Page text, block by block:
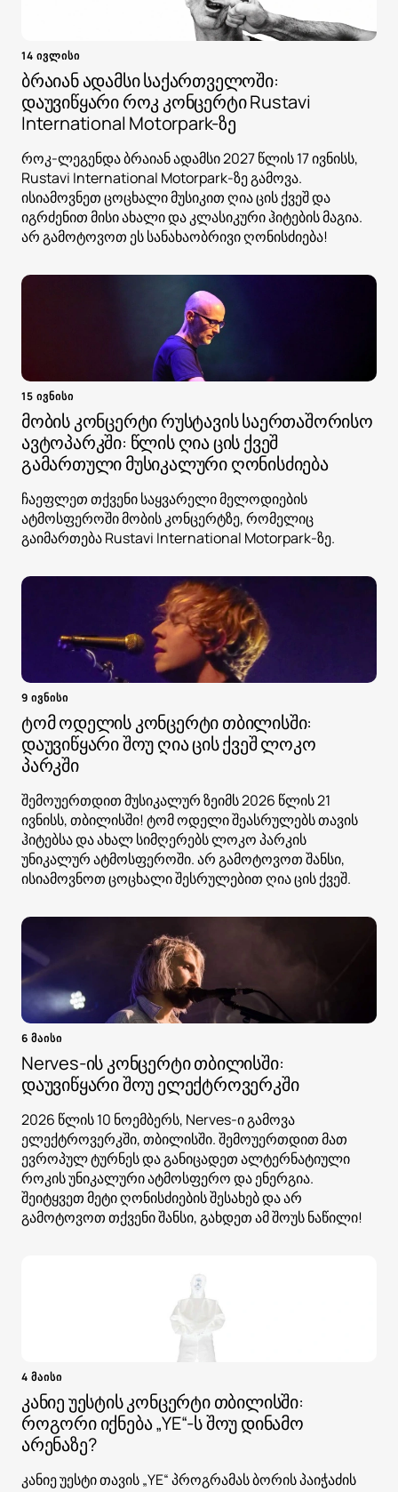
14 ივლისი
ბრაიან ადამსი საქართველოში:
დაუვიწყარი როკ კონცერტი Rustavi
International Motorpark-ზე
როკ-ლეგენდა ბრაიან ადამსი 2027 წლის 17 ივნისს,
Rustavi International Motorpark-ზე გამოვა.
ისიამოვნეთ ცოცხალი მუსიკით ღია ცის ქვეშ და
იგრძენით მისი ახალი და კლასიკური ჰიტების მაგია.
არ გამოტოვოთ ეს სანახაობრივი ღონისძიება!
15 ივნისი
მობის კონცერტი რუსტავის საერთაშორისო
ავტოპარკში: წლის ღია ცის ქვეშ
გამართული მუსიკალური ღონისძიება
ჩაეფლეთ თქვენი საყვარელი მელოდიების
ატმოსფეროში მობის კონცერტზე, რომელიც
გაიმართება Rustavi International Motorpark-ზე.
9 ივნისი
ტომ ოდელის კონცერტი თბილისში:
დაუვიწყარი შოუ ღია ცის ქვეშ ლოკო
პარკში
შემოუერთდით მუსიკალურ ზეიმს 2026 წლის 21
ივნისს, თბილისში! ტომ ოდელი შეასრულებს თავის
ჰიტებსა და ახალ სიმღერებს ლოკო პარკის
უნიკალურ ატმოსფეროში. არ გამოტოვოთ შანსი,
ისიამოვნოთ ცოცხალი შესრულებით ღია ცის ქვეშ.
6 მაისი
Nerves-ის კონცერტი თბილისში:
დაუვიწყარი შოუ ელექტროვერკში
2026 წლის 10 ნოემბერს, Nerves-ი გამოვა
ელექტროვერკში, თბილისში. შემოუერთდით მათ
ევროპულ ტურნეს და განიცადეთ ალტერნატიული
როკის უნიკალური ატმოსფერო და ენერგია.
შეიტყვეთ მეტი ღონისძიების შესახებ და არ
გამოტოვოთ თქვენი შანსი, გახდეთ ამ შოუს ნაწილი!
4 მაისი
კანიე უესტის კონცერტი თბილისში:
როგორი იქნება „YE“-ს შოუ დინამო
არენაზე?
კანიე უესტი თავის „YE“ პროგრამას ბორის პაიჭაძის